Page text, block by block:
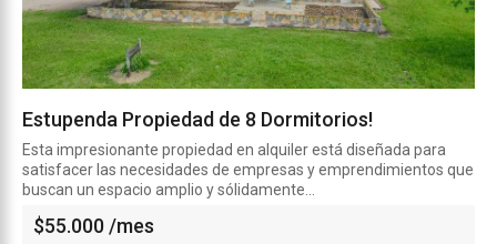
Estupenda Propiedad de 8 Dormitorios!
Esta impresionante propiedad en alquiler está diseñada para
satisfacer las necesidades de empresas y emprendimientos que
buscan un espacio amplio y sólidamente...
$55.000/mes